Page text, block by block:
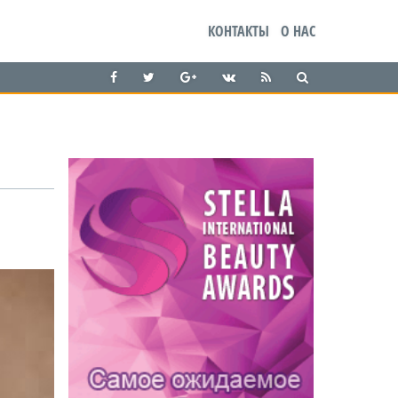
О НАС
КОНТАКТЫ